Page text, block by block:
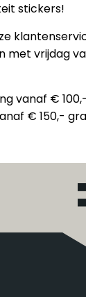
stickers!
met vrijdag
vanaf €
€ 150,-